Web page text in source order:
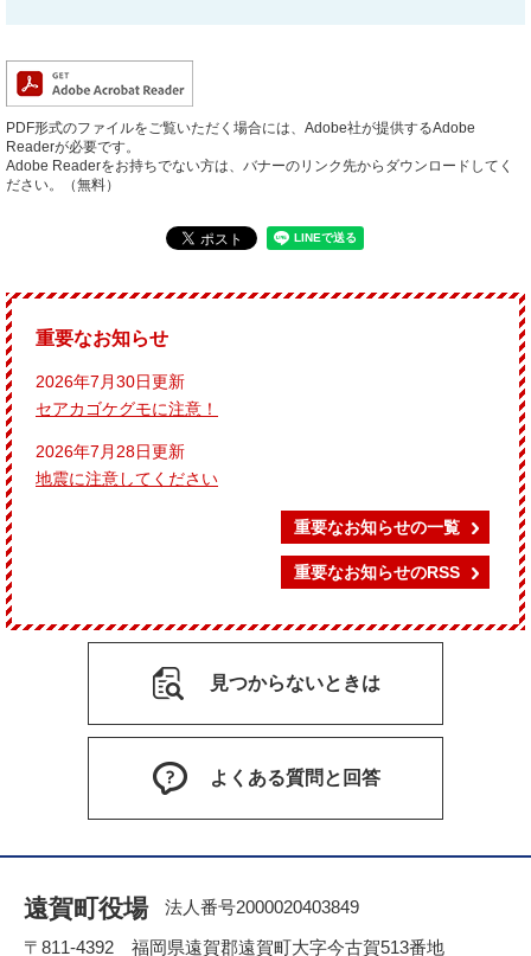
PDF形式のファイルをご覧いただく場合には、Adobe社が提供するAdobe
Readerが必要です。
Adobe Readerをお持ちでない方は、バナーのリンク先からダウンロードしてく
ださい。（無料）
重要なお知らせ
2026年7月30日更新
セアカゴケグモに注意！
2026年7月28日更新
地震に注意してください
重要なお知らせの一覧
重要なお知らせのRSS
見つからないときは
よくある質問と回答
遠賀町役場
法人番号2000020403849
〒811-4392 福岡県遠賀郡遠賀町大字今古賀513番地